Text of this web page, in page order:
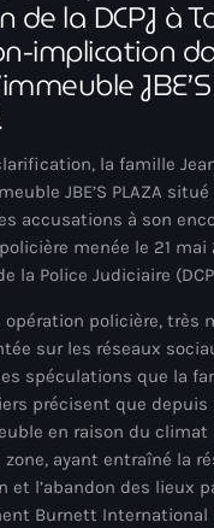
de la DCPJ à
implication
la famille
JBE’S PLAZA situé
accusations à son
menée le 21 mai
la Police Judiciaire
opération policière, très
sur les réseaux
spéculations que la
précisent que depuis
en raison du climat
zone, ayant entraîné la
et l’abandon des lieux
Burnett International